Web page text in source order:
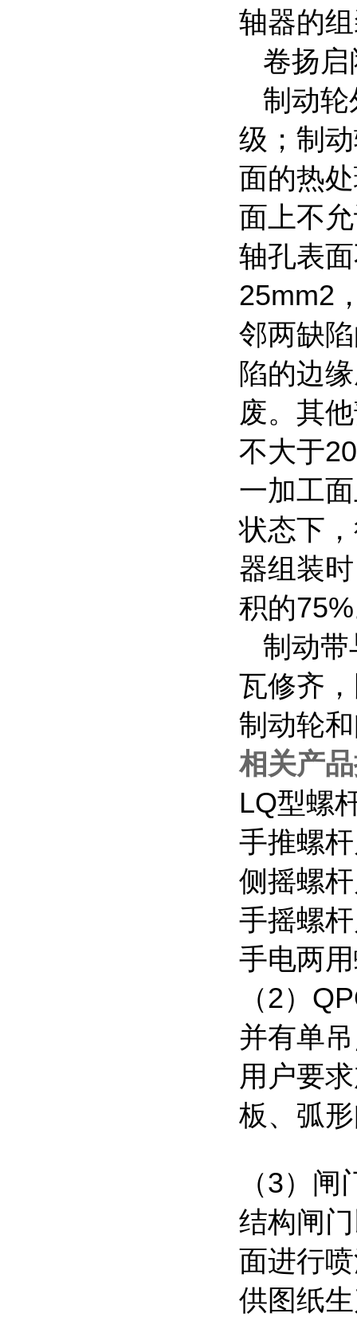
轴器的
卷扬启
制动轮
级；制
面的热
面上不
轴孔表
25mm2
邻两缺
陷的边
废。其
不大于
一加工
状态下
器组装
积的
制动带
瓦修齐
制动轮
相关产
LQ型螺
手推螺
侧摇螺
手摇螺
手电两
（2）
并有单
用户要
板、弧
（3）闸
结构闸
面进行
供图纸